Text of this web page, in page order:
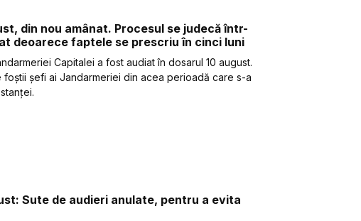
din nou amânat. Procesul se judecă într-
deoarece faptele se prescriu în cinci luni
Capitalei a fost audiat în dosarul 10 august.
foștii șefi ai Jandarmeriei din acea perioadă care s-a
Sute de audieri anulate, pentru a evita